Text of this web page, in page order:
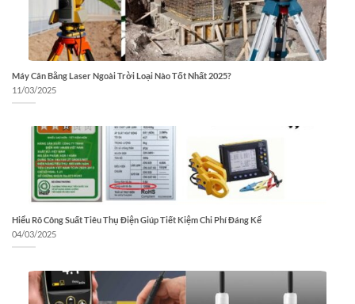
Máy Cân Bằng Laser Ngoài Trời Loại Nào Tốt Nhất 2025?
11/03/2025
Hiểu Rõ Công Suất Tiêu Thụ Điện Giúp Tiết Kiệm Chi Phí Đáng Kể
04/03/2025